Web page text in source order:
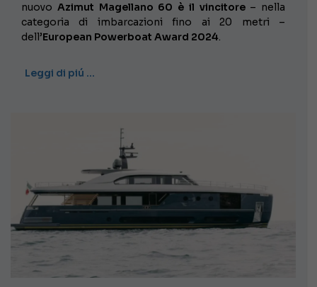
nuovo Azimut Magellano 60 è il vincitore – nella
categoria di imbarcazioni fino ai 20 metri –
dell’European Powerboat Award 2024.
Leggi di piú …